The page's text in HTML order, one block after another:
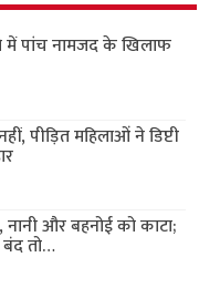
में पांच नामजद के खिलाफ
पीड़ित महिलाओं ने डिप्टी
और बहनोई को काटा;
तो…